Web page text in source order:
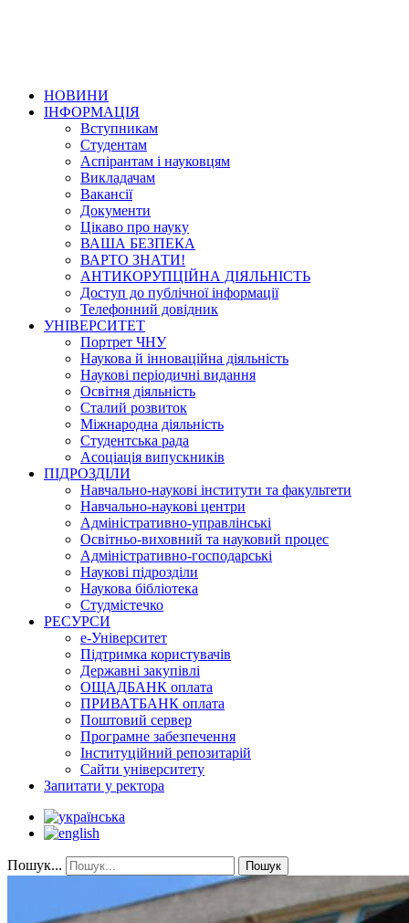
НОВИНИ
ІНФОРМАЦІЯ
Вступникам
Студентам
Аспірантам і науковцям
Викладачам
Вакансії
Документи
Цікаво про науку
ВАША БЕЗПЕКА
ВАРТО ЗНАТИ!
АНТИКОРУПЦІЙНА ДІЯЛЬНІСТЬ
Доступ до публічної інформації
Телефонний довідник
УНІВЕРСИТЕТ
Портрет ЧНУ
Наукова й інноваційна діяльність
Наукові періодичні видання
Освітня діяльність
Сталий розвиток
Міжнародна діяльність
Студентська рада
Асоціація випускників
ПІДРОЗДІЛИ
Навчально-наукові інститути та факультети
Навчально-наукові центри
Адміністративно-управлінські
Освітньо-виховний та науковий процес
Адміністративно-господарські
Наукові підрозділи
Наукова бібліотека
Студмістечко
РЕСУРСИ
е-Університет
Підтримка користувачів
Державні закупівлі
ОЩАДБАНК оплата
ПРИВАТБАНК оплата
Поштовий сервер
Програмне забезпечення
Інституційний репозитарій
Сайти університету
Запитати у ректора
Пошук... Пошук